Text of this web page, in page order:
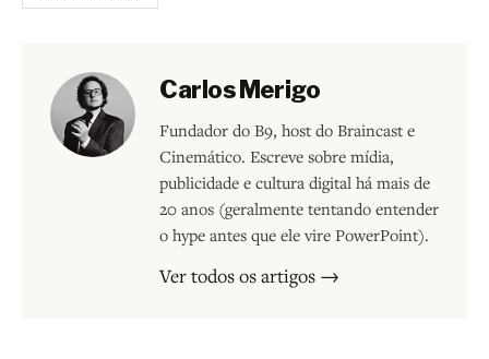
Carlos Merigo
Fundador do B9, host do Braincast e
Cinemático. Escreve sobre mídia,
publicidade e cultura digital há mais de
20 anos (geralmente tentando entender
o hype antes que ele vire PowerPoint).
Ver todos os artigos →